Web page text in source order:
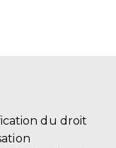
du droit